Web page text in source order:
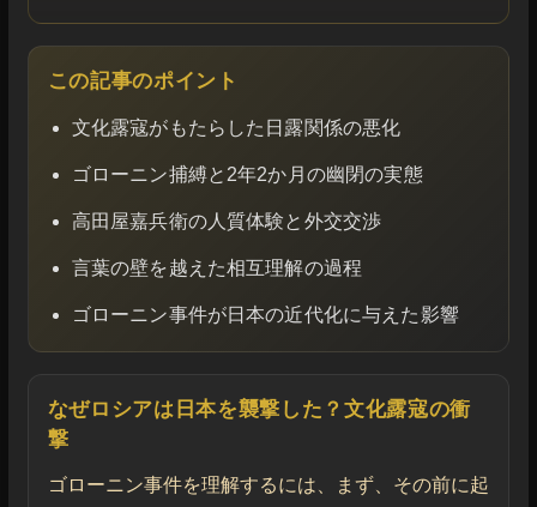
この記事のポイント
文化露寇がもたらした日露関係の悪化
ゴローニン捕縛と2年2か月の幽閉の実態
高田屋嘉兵衛の人質体験と外交交渉
言葉の壁を越えた相互理解の過程
ゴローニン事件が日本の近代化に与えた影響
なぜロシアは日本を襲撃した？文化露寇の衝
撃
ゴローニン事件を理解するには、まず、その前に起